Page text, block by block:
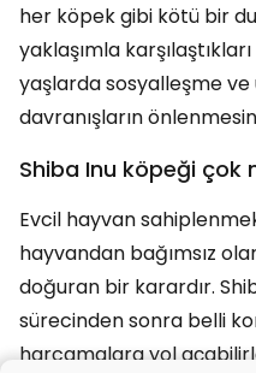
her köpek gibi kötü bir
yaklaşımla
yaşlarda sosyalleşme
davranışların
Shiba Inu köpeği çok
Evcil hayvan
hayvandan bağımsız
doğuran bir karardır.
sürecinden sonra belli
harcamalara yol